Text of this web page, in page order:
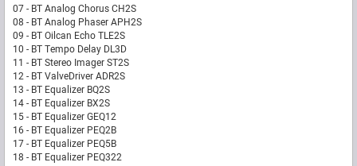
07 - BT Analog Chorus CH2S
08 - BT Analog Phaser APH2S
09 - BT Oilcan Echo TLE2S
10 - BT Tempo Delay DL3D
11 - BT Stereo Imager ST2S
12 - BT ValveDriver ADR2S
13 - BT Equalizer BQ2S
14 - BT Equalizer BX2S
15 - BT Equalizer GEQ12
16 - BT Equalizer PEQ2B
17 - BT Equalizer PEQ5B
18 - BT Equalizer PEQ322